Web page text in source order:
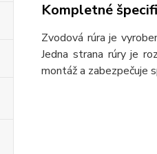
Kompletné
Zvodová rúra je
Jedna strana rúry je
montáž a zabezpečuje